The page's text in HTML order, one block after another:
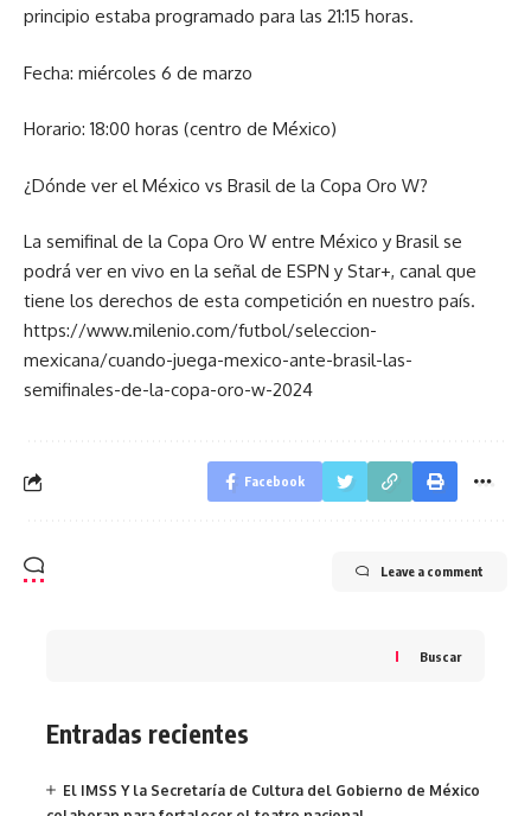
principio estaba programado para las 21:15 horas.
Fecha: miércoles 6 de marzo
Horario: 18:00 horas (centro de México)
¿Dónde ver el México vs Brasil de la Copa Oro W?
La semifinal de la Copa Oro W entre México y Brasil se
podrá ver en vivo en la señal de ESPN y Star+, canal que
tiene los derechos de esta competición en nuestro país.
https://www.milenio.com/futbol/seleccion-
mexicana/cuando-juega-mexico-ante-brasil-las-
semifinales-de-la-copa-oro-w-2024
Facebook
Leave a comment
Buscar
Entradas recientes
El IMSS Y la Secretaría de Cultura del Gobierno de México